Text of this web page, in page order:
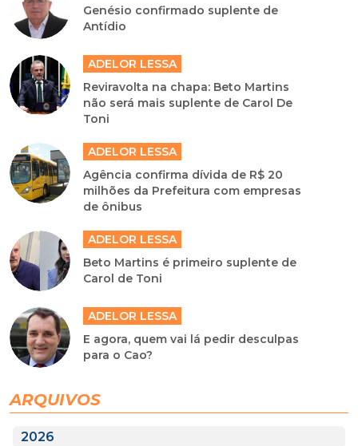
Genésio confirmado suplente de
Antídio
ADELOR LESSA
Reviravolta na chapa: Beto Martins
não será mais suplente de Carol De
Toni
ADELOR LESSA
Agência confirma dívida de R$ 20
milhões da Prefeitura com empresas
de ônibus
ADELOR LESSA
Beto Martins é primeiro suplente de
Carol de Toni
ADELOR LESSA
E agora, quem vai lá pedir desculpas
para o Cao?
ARQUIVOS
2026